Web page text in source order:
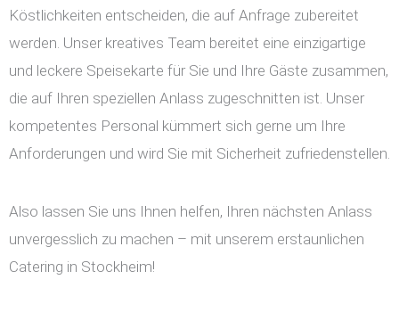
Köstlichkeiten entscheiden, die auf Anfrage zubereitet
werden. Unser kreatives Team bereitet eine einzigartige
und leckere Speisekarte für Sie und Ihre Gäste zusammen,
die auf Ihren speziellen Anlass zugeschnitten ist. Unser
kompetentes Personal kümmert sich gerne um Ihre
Anforderungen und wird Sie mit Sicherheit zufriedenstellen.
Also lassen Sie uns Ihnen helfen, Ihren nächsten Anlass
unvergesslich zu machen – mit unserem erstaunlichen
Catering in Stockheim!